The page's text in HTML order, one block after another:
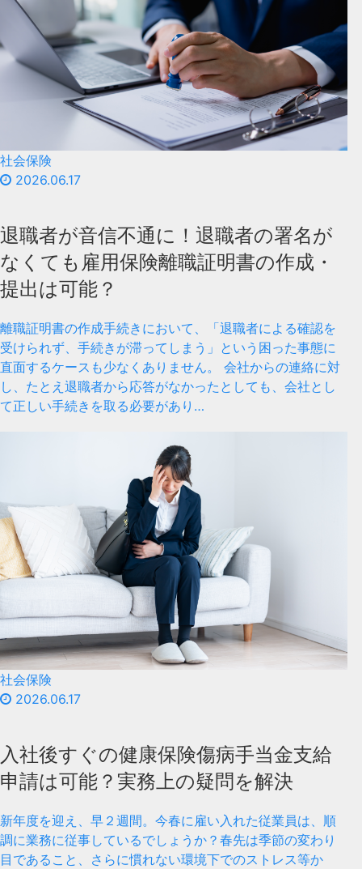
社会保険
2026.06.17
退職者が音信不通に！退職者の署名が
なくても雇用保険離職証明書の作成・
提出は可能？
離職証明書の作成手続きにおいて、「退職者による確認を
受けられず、手続きが滞ってしまう」という困った事態に
直面するケースも少なくありません。 会社からの連絡に対
し、たとえ退職者から応答がなかったとしても、会社とし
て正しい手続きを取る必要があり…
社会保険
2026.06.17
入社後すぐの健康保険傷病手当金支給
申請は可能？実務上の疑問を解決
新年度を迎え、早２週間。今春に雇い入れた従業員は、順
調に業務に従事しているでしょうか？春先は季節の変わり
目であること、さらに慣れない環境下でのストレス等か